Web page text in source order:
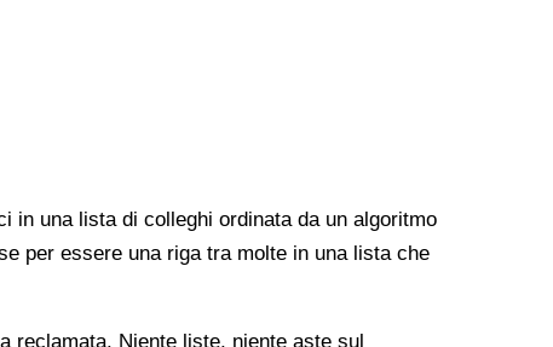
in una lista di colleghi ordinata da un algoritmo
per essere una riga tra molte in una lista che
reclamata. Niente liste, niente aste sul